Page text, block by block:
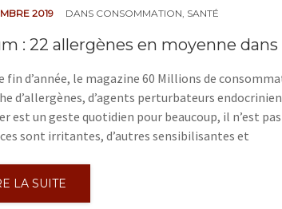
2019 DANS CONSOMMATION SANTÉ
: 22 allergènes en moyenne
fin d’année, le magazine 60 Millions de
d’allergènes, d’agents perturbateurs
est un geste quotidien pour beaucoup, il n’est
sont irritantes, d’autres sensibilisantes et
LA SUITE